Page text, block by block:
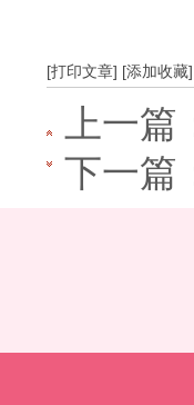
[打印文章] [添加收藏]
上一篇
下一篇